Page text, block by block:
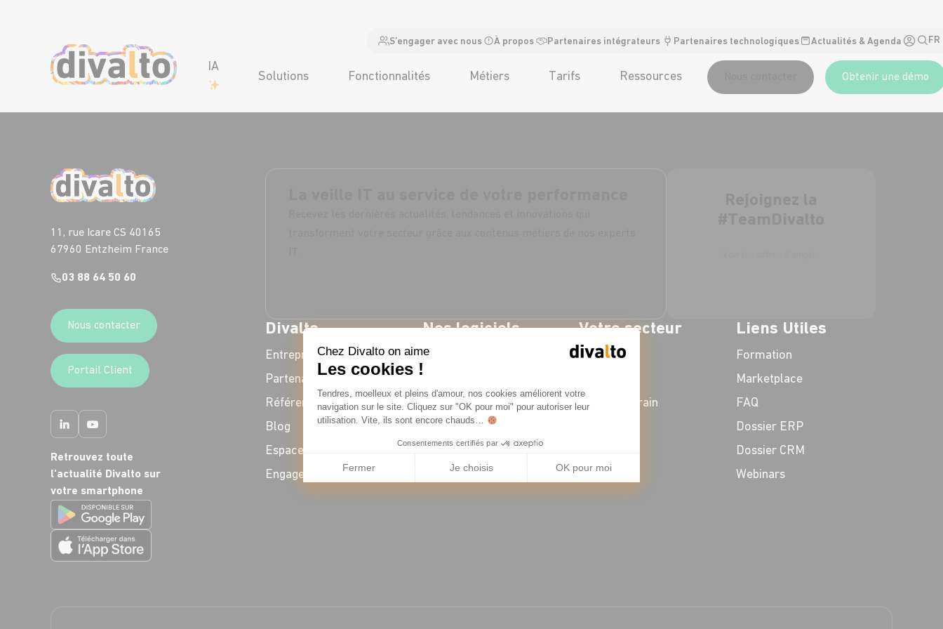
IA
Solutions Fonctionnalités Métiers Tarifs Ressources Obtenir une démo
S’engager avec nous À propos Partenaires intégrateurs Partenaires technologiques Actualités & Agenda FR
11, rue Icare CS 40165
67960 Entzheim France
03 88 64 50 60
Nous contacter
Portail Client
Retrouvez toute
l'actualité Divalto sur
votre smartphone
Divalto
Entreprise
Partenaires
Références
Blog
Espace Presse
Engagement RSE
Nos logiciels
ERP
CRM
Gestion d'Intervention
Solutions métiers
Votre secteur
Industrie
Service terrain
Liens Utiles
Formation
Marketplace
FAQ
Dossier ERP
Dossier CRM
Webinars
Chez Divalto on aime
Les cookies !
Plateforme de Gestion du Consentement : Personnalisez vos Options
Tendres, moelleux et pleins d'amour, nos cookies améliorent votre
navigation sur le site. Cliquez sur "OK pour moi" pour autoriser leur
utilisation. Vite, ils sont encore chauds…
Consentements certifiés par
Fermer Je choisis OK pour moi
Axeptio consent